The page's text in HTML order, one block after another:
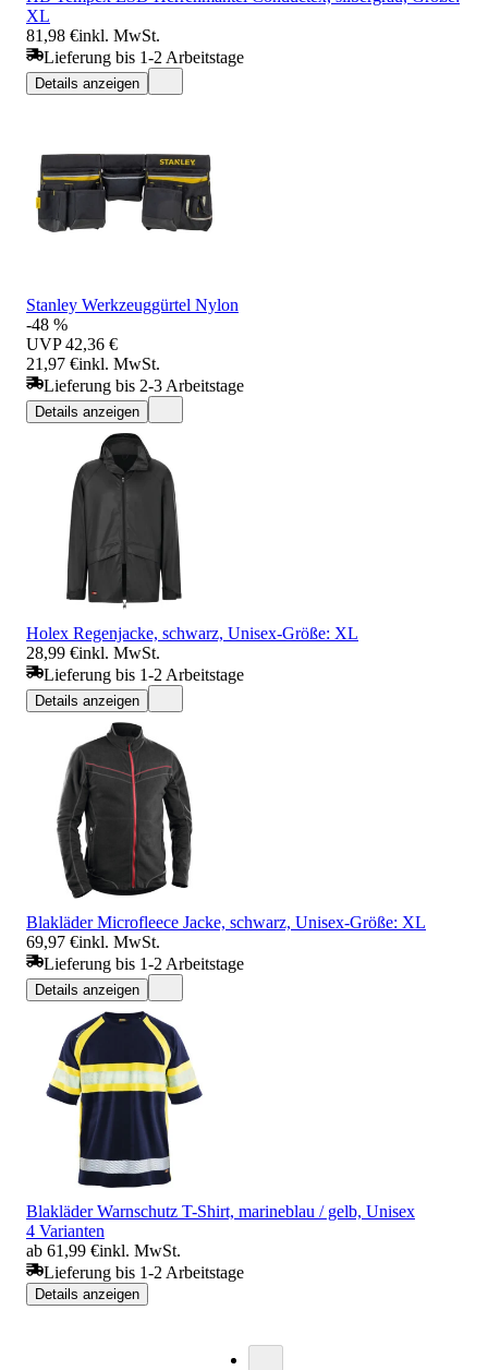
XL
81,98 €inkl. MwSt.
Lieferung bis 1-2 Arbeitstage
Details anzeigen
Stanley Werkzeuggürtel Nylon
-48 %
UVP 42,36 €
21,97 €inkl. MwSt.
Lieferung bis 2-3 Arbeitstage
Details anzeigen
Holex Regenjacke, schwarz, Unisex-Größe: XL
28,99 €inkl. MwSt.
Lieferung bis 1-2 Arbeitstage
Details anzeigen
Blakläder Microfleece Jacke, schwarz, Unisex-Größe: XL
69,97 €inkl. MwSt.
Lieferung bis 1-2 Arbeitstage
Details anzeigen
Blakläder Warnschutz T-Shirt, marineblau / gelb, Unisex
4 Varianten
ab 61,99 €inkl. MwSt.
Lieferung bis 1-2 Arbeitstage
Details anzeigen